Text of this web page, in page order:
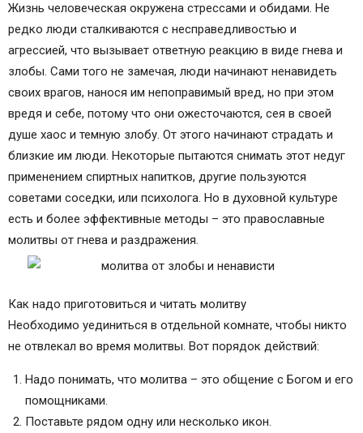
Информационный сайт про иконы, молитвы,
православные традиции.
Молитва об искоренении ненависти и всякой
Как читать молитву для защиты
Молитвы о умножении любви и искоренении
ненависти и всякой злобы
Короткие молитвы от обиды,злости, гнева и
Короткие молитвы от обиды, злости, гнева и
Молитвы от врагов и злых людей
Самая сильная молитва от злых людей,
Православные молитвы от врагов видимых и
невидимых
Молитва от врагов на работе (или злого
начальства)
Молитва от зла, врагов и порчи
Молитва от врагов и завистников
Жизнь человеческая окружена стрессами и обидами. Не
редко люди сталкиваются с несправедливостью и
агрессией, что вызывает ответную реакцию в виде гнева и
злобы. Сами того не замечая, люди начинают ненавидеть
своих врагов, нанося им непоправимый вред, но при этом
вредя и себе, потому что они ожесточаются, сея в своей
душе хаос и темную злобу. От этого начинают страдать и
близкие им люди. Некоторые пытаются снимать этот недуг
применением спиртных напитков, другие пользуются
советами соседки, или психолога. Но в духовной культуре
есть и более эффективные методы – это православные
молитвы от гнева и раздражения.
Как надо приготовиться и читать молитву
Необходимо уединиться в отдельной комнате, чтобы никто
не отвлекал во время молитвы. Вот порядок действий:
Надо понимать, что молитва – это общение с Богом и его
помощниками.
Поставьте рядом одну или несколько икон.